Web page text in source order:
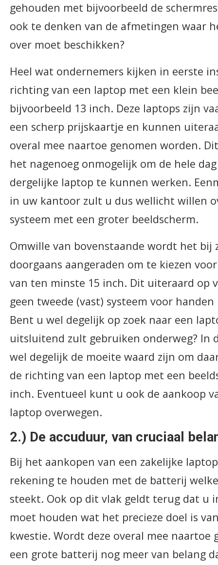
gehouden met bijvoorbeeld de
ook te denken van de afmetingen waar
over moet beschikken?
Heel wat ondernemers kijken in eerste
richting van een laptop met een klein
bijvoorbeeld 13 inch. Deze laptops zijn
een scherp prijskaartje en kunnen
overal mee naartoe genomen worden.
het nagenoeg onmogelijk om de hele
dergelijke laptop te kunnen werken.
in uw kantoor zult u dus wellicht willen
systeem met een groter beeldscherm.
Omwille van bovenstaande wordt het bij
doorgaans aangeraden om te kiezen
van ten minste 15 inch. Dit uiteraard op
geen tweede (vast) systeem voor
Bent u wel degelijk op zoek naar een
uitsluitend zult gebruiken onderweg? In
wel degelijk de moeite waard zijn om
de richting van een laptop met een
inch. Eventueel kunt u ook de aankoop
laptop overwegen.
2.) De accuduur, van cruciaal
Bij het aankopen van een zakelijke
rekening te houden met de batterij
steekt. Ook op dit vlak geldt terug dat u
moet houden wat het precieze doel is
kwestie. Wordt deze overal mee naartoe
een grote batterij nog meer van belang